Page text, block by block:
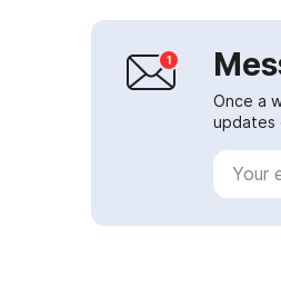
Once a
updates